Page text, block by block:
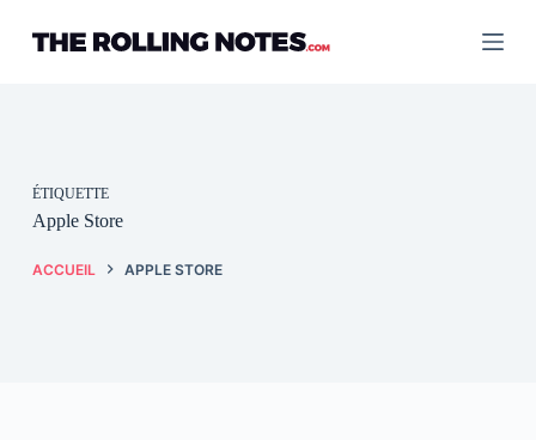
contenu
ÉTIQUETTE
Apple Store
ACCUEIL APPLE STORE